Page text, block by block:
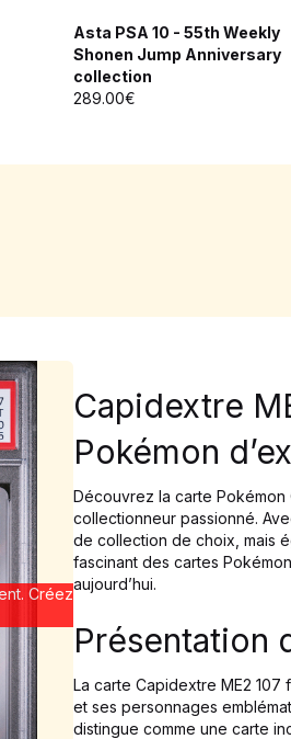
Asta PSA 10 - 55th Weekly
Shonen Jump Anniversary
collection
289.00€
Créez
Capidextre
Pokémon
Découvrez la carte Pokémon
collectionneur passionné.
de collection de choix, mais
fascinant des cartes
aujourd’hui.
Présentation
La carte Capidextre ME2
et ses personnages
distingue comme une carte